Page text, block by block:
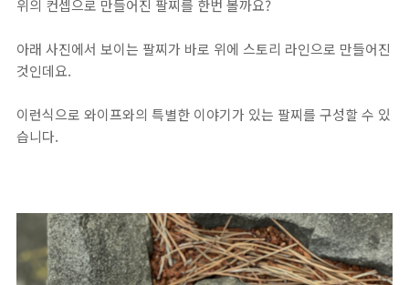
위의 컨셉으로 만들어진 팔찌를 한번 볼까요?
아래 사진에서 보이는 팔찌가 바로 위에 스토리 라인으로 만들어진
것인데요.
이런식으로 와이프와의 특별한 이야기가 있는 팔찌를 구성할 수 있
습니다.